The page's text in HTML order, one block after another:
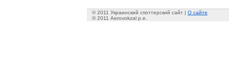
© 2011 Украинский споттерский сайт | О сайте
© 2011 Aerovokzal p.e.